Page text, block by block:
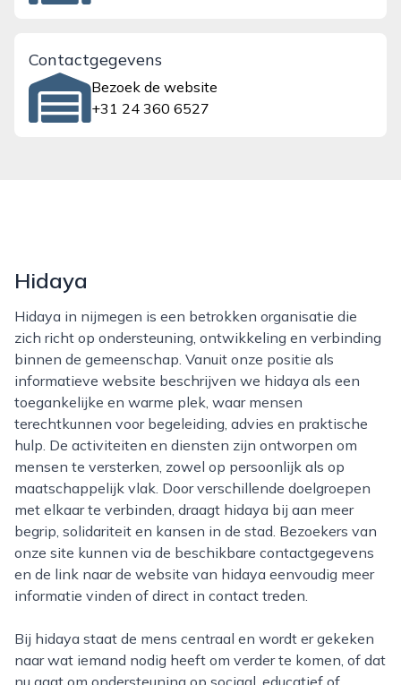
Contactgegevens
Bezoek de website
+31 24 360 6527
Hidaya
Hidaya in nijmegen is een betrokken organisatie die
zich richt op ondersteuning, ontwikkeling en verbinding
binnen de gemeenschap. Vanuit onze positie als
informatieve website beschrijven we hidaya als een
toegankelijke en warme plek, waar mensen
terechtkunnen voor begeleiding, advies en praktische
hulp. De activiteiten en diensten zijn ontworpen om
mensen te versterken, zowel op persoonlijk als op
maatschappelijk vlak. Door verschillende doelgroepen
met elkaar te verbinden, draagt hidaya bij aan meer
begrip, solidariteit en kansen in de stad. Bezoekers van
onze site kunnen via de beschikbare contactgegevens
en de link naar de website van hidaya eenvoudig meer
informatie vinden of direct in contact treden.
Bij hidaya staat de mens centraal en wordt er gekeken
naar wat iemand nodig heeft om verder te komen, of dat
nu gaat om ondersteuning op sociaal, educatief of